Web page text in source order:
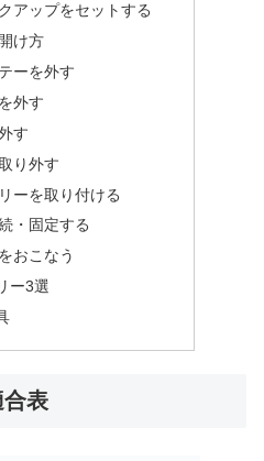
アップをセットする
け方
ーを外す
外す
す
り外す
ーを取り付ける
・固定する
おこなう
ー3選
表